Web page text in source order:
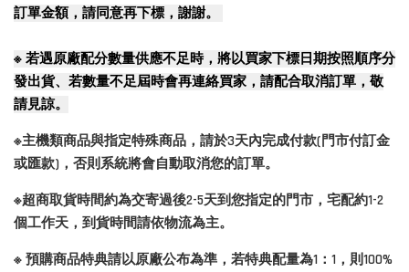
訂單金額，請同意再下標，謝謝。
※ 若遇原廠配分數量供應不足時，將以買家下標日期按照順序分
發出貨、若數量不足屆時會再連絡買家，請配合取消訂單，敬
請見諒。
※主機類商品與指定特殊商品，請於3天內完成付款(門市付訂金
或匯款)，否則系統將會自動取消您的訂單。
※超商取貨時間約為交寄過後2-5天到您指定的門市，宅配約1-2
個工作天，到貨時間請依物流為主。
※ 預購商品特典請以原廠公布為準，若特典配量為1：1，則100%